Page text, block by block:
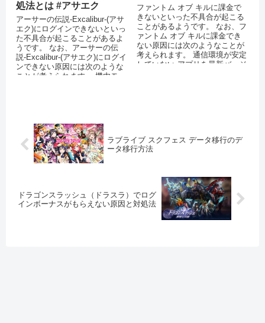
処法とは #アサエク
アーサーの伝説-Excalibur-(アサ
エク)にログインできないといっ
た不具合が起こることがあるよ
うです。 なお、アーサーの伝
説-Excalibur-(アサエク)にログイ
ンできない原因には次のような
ことが考えられます。 機内モー
ファントム オブ キルに課金で
きないといった不具合が起こる
ことがあるようです。 なお、フ
ァントム オブ キルに課金でき
ない原因には次のようなことが
考えられます。 通信環境が安定
していない アプリを最新バージ
ラブライブ スクフェス データ移行のデ
ータ移行方法
ドラゴンスラッシュ（ドラスラ）でログ
インボーナスがもらえない原因と対処法